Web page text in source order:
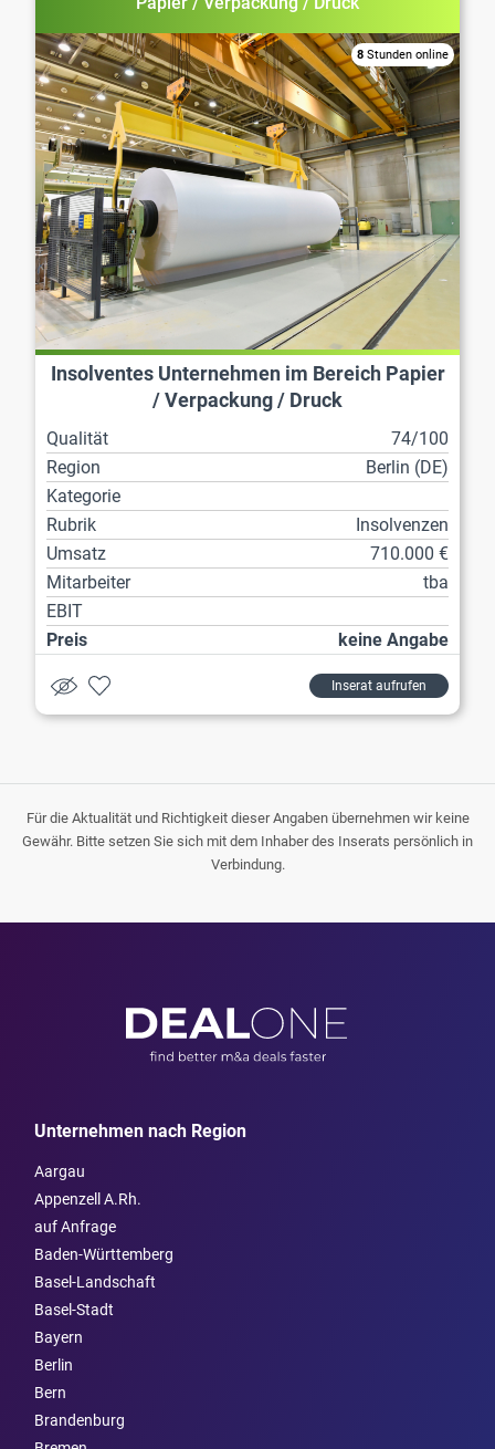
8 Stunden online
Insolventes Unternehmen im Bereich Papier
/ Verpackung / Druck
Qualität
74/100
Region
Berlin (DE)
Kategorie
Rubrik
Insolvenzen
Umsatz
710.000 €
Mitarbeiter
tba
EBIT
Preis
keine Angabe
Inserat aufrufen
Für die Aktualität und Richtigkeit dieser Angaben übernehmen wir keine
Gewähr. Bitte setzen Sie sich mit dem Inhaber des Inserats persönlich in
Verbindung.
Unternehmen nach Region
Aargau
Appenzell A.Rh.
auf Anfrage
Baden-Württemberg
Basel-Landschaft
Basel-Stadt
Bayern
Berlin
Bern
Brandenburg